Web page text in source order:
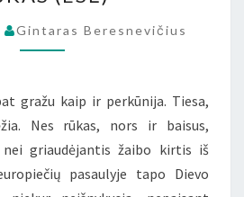
Gintaras Beresnevičius
gražu kaip ir perkūnija. Tiesa,
Nes rūkas, nors ir baisus,
griaudėjantis žaibo kirtis iš
pasaulyje tapo Dievo